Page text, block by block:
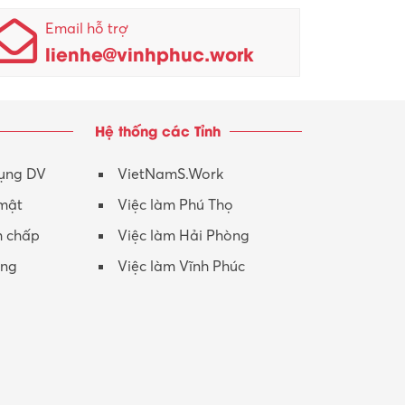
Nhân viên thu mua
Nhân viên CSKH
Phục vụ khác
Promotion Girl (PG)
KCN Sông Lô I
KCN Tam Dương
Email hỗ trợ
lienhe@vinhphuc.work
DV
chấp
Hệ thống các Tỉnh
VietNamS.Work
Việc làm Phú Thọ
Việc làm Hải Phòng
Việc làm Vĩnh Phúc